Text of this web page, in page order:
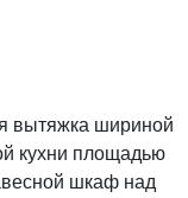
вытяжка шириной
кухни площадью
шкаф над